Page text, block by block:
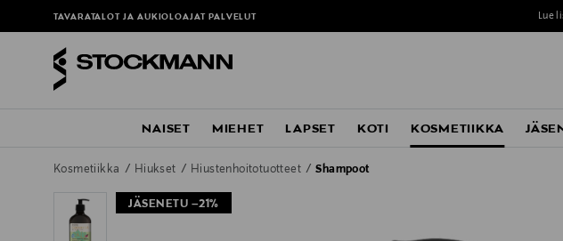
TAVARATALOT JA AUKIOLOAJAT PALVELUT Lue
NAISET MIEHET LAPSET KOTI KOSMETIIKKA
Kosmetiikka Hiukset Hiustenhoitotuotteet Shampoot
JÄSENETU –21%